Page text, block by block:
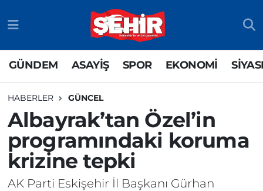
GÜNDEM ASAYİŞ SPOR EKONOMİ
HABERLER GÜNCEL
Albayrak’tan Özel’in
programındaki koruma
krizine tepki
AK Parti Eskişehir İl Başkanı Gürhan
SPOR
EKONOMİ
SİYASET
SİYASET
SPOR
EKONOMİ
Odunpazarı Nöbetçi Eczaneler
Odunpazarı Hava Durumu
Odunpazarı Trafik Yoğunluk Haritası
TFF 3.Lig 4.Grup Puan Durumu ve Fikstür
Tüm Manşetler